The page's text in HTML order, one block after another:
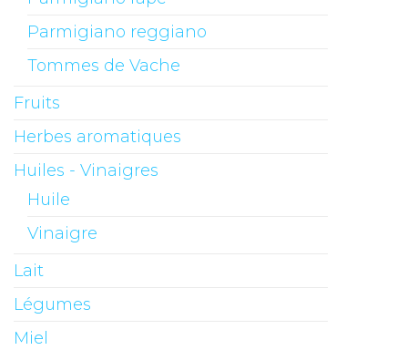
Parmigiano reggiano
Tommes de Vache
Fruits
Herbes aromatiques
Huiles - Vinaigres
Huile
Vinaigre
Lait
Légumes
Miel